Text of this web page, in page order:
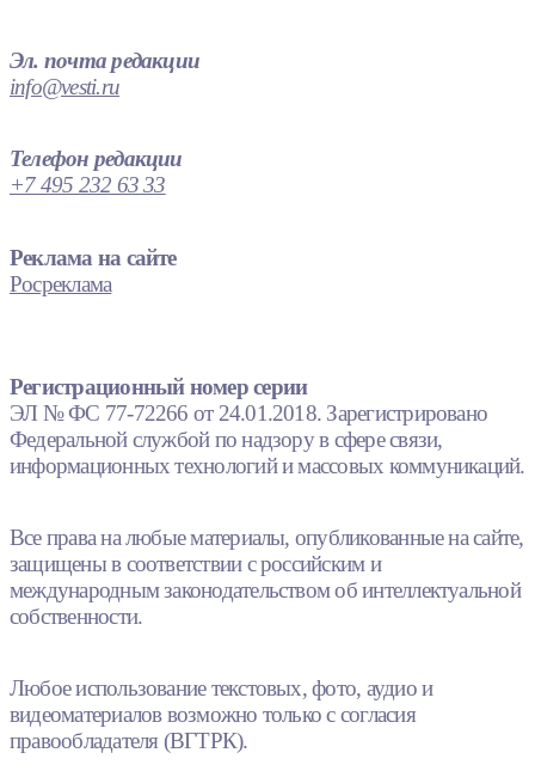
Эл. почта редакции
info@vesti.ru
Телефон редакции
+7 495 232 63 33
Реклама на сайте
Росреклама
Регистрационный номер серии
ЭЛ № ФС 77-72266 от 24.01.2018. Зарегистрировано
Федеральной службой по надзору в сфере связи,
информационных технологий и массовых коммуникаций.
Все права на любые материалы, опубликованные на сайте,
защищены в соответствии с российским и
международным законодательством об интеллектуальной
собственности.
Любое использование текстовых, фото, аудио и
видеоматериалов возможно только с согласия
правообладателя (ВГТРК).